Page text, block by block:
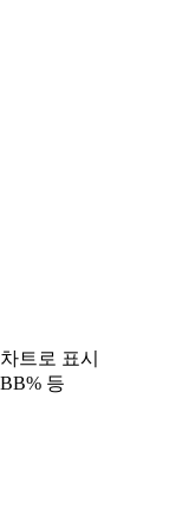
트로 표시
등